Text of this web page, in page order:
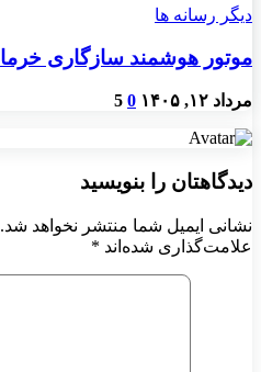
دیگر رسانه ها
موتور هوشمند سازگاری خرما
مرداد ۱۲, ۱۴۰۵ 0
5
دیدگاهتان را بنویسید
نشانی ایمیل شما منتشر نخواهد شد.
علامت‌گذاری شده‌اند *